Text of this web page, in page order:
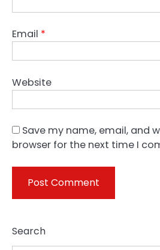
Email *
Website
Save my name, email, and
browser for the next time I
Search